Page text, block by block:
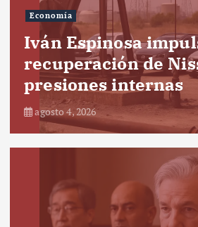
Economía
Iván Espinosa
recuperación de
presiones internas
agosto 4, 2026